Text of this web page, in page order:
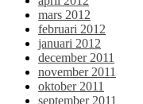
mars 2012
februari 2012
januari 2012
december 2011
november 2011
oktober 2011
september 2011